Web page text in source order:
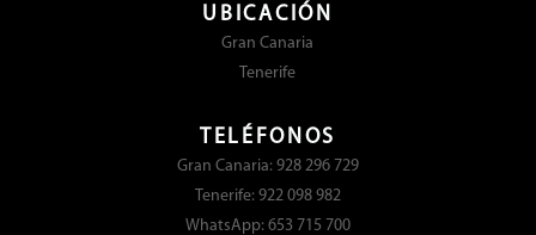
UBICACIÓN
Gran Canaria
Tenerife
TELÉFONOS
Gran Canaria: 928 296 729
Tenerife: 922 098 982
WhatsApp: 653 715 700